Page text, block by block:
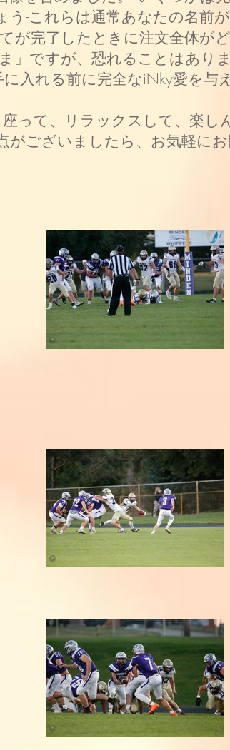
う-これらは通常あなたの名前
が完了したときに注文全体が
」ですが、恐れることはあり
入れる前に完全なiNky愛を与
って、リラックスして、楽し
がございましたら、お気軽にお